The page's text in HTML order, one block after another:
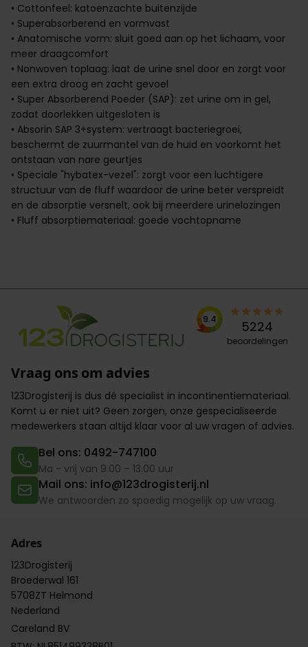
• Cottonfeel: katoenzachte buitenzijde
• Superabsorberend en vormvast
• Anatomische vorm: sluit goed aan op het lichaam, voor
meer draagcomfort
• Nonwoven toplaag: laat de urine snel door en zorgt voor
een extra droog en zacht gevoel
• Super Absorberend Poeder (SAP): zet urine om in gel,
zodat doorlekken uitgesloten is
• Absorin SAP 3+system: vertraagt bacteriegroei,
beschermt de zuurmantel van de huid en voorkomt het
ontstaan van nare geurtjes
• Speciale "hybatex-vezel": zorgt voor een luchtigere
structuur van de fluff waardoor de urine beter verspreidt
en de absorptie versnelt, ook bij meerdere urinelozingen
• Fluff absorptiemateriaal: goede vochtopname
9.4 5224
beoordelingen
Vraag ons om advies
123Drogisterij is dus dé specialist in incontinentiemateriaal.
Komt u er niet uit? Geen zorgen, onze gespecialiseerde
medewerkers staan altijd klaar voor al uw vragen of advies.
Bel ons: 0492-747100
Ma - vrij van 9.00 – 13.00 uur
Mail ons: info@123drogisterij.nl
We antwoorden zo spoedig mogelijk op uw vraag.
Adres
123Drogisterij
Broederwal 161
5708ZT Helmond
Nederland
Careland BV